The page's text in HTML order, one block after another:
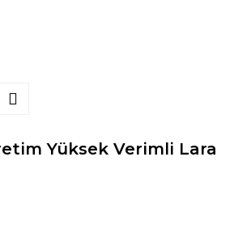
Yüksek Verimli Lara